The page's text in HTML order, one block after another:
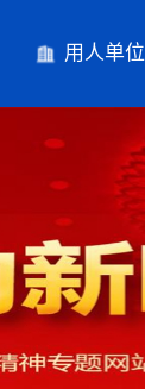
用人单